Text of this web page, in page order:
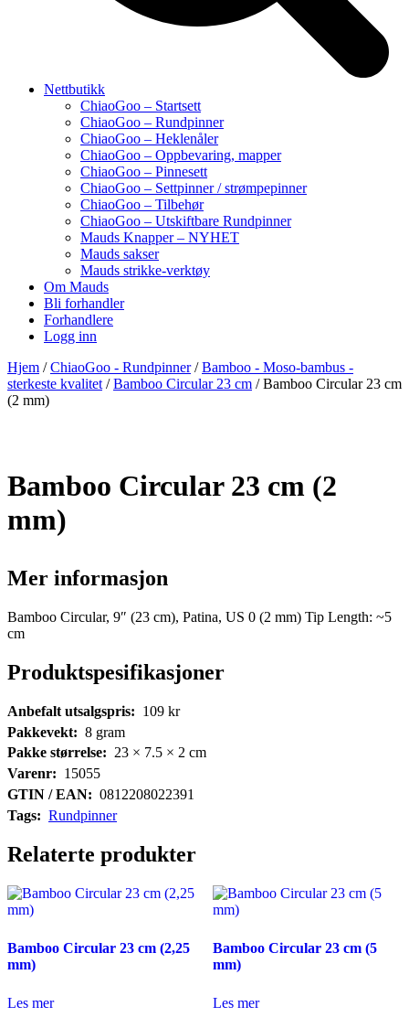
Nettbutikk
ChiaoGoo – Startsett
ChiaoGoo – Rundpinner
ChiaoGoo – Heklenåler
ChiaoGoo – Oppbevaring, mapper
ChiaoGoo – Pinnesett
ChiaoGoo – Settpinner / strømpepinner
ChiaoGoo – Tilbehør
ChiaoGoo – Utskiftbare Rundpinner
Mauds Knapper – NYHET
Mauds sakser
Mauds strikke-verktøy
Om Mauds
Bli forhandler
Forhandlere
Logg inn
Hjem /ChiaoGoo - Rundpinner/Bamboo - Moso-bambus -
sterkeste kvalitet /Bamboo Circular 23 cm / Bamboo Circular 23 cm
(2 mm)
Bamboo Circular 23 cm (2
mm)
Mer informasjon
Bamboo Circular, 9″ (23 cm), Patina, US 0 (2 mm) Tip Length: ~5
cm
Produktspesifikasjoner
Anbefalt utsalgspris: 109 kr
Pakkevekt: 8 gram
Pakke størrelse: 23 × 7.5 × 2 cm
Varenr: 15055
GTIN / EAN: 0812208022391
Tags: Rundpinner
Relaterte produkter
Bamboo Circular 23 cm (2,25
mm)
Les mer
Bamboo Circular 23 cm (5
mm)
Les mer